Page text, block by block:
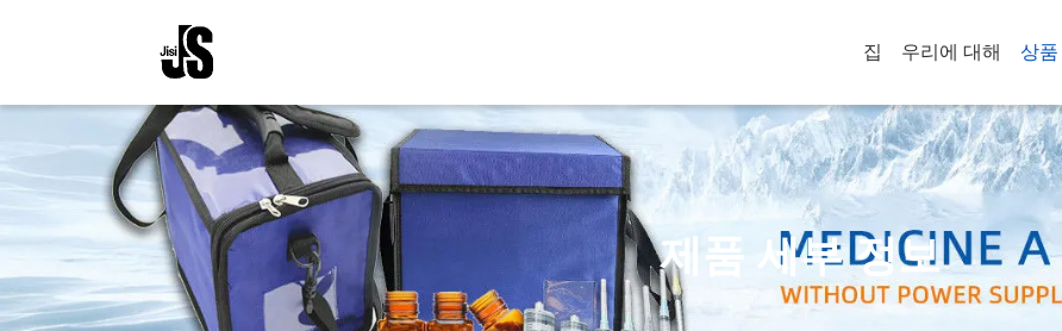
집 우리에 대해 상품
제품 세부 정보